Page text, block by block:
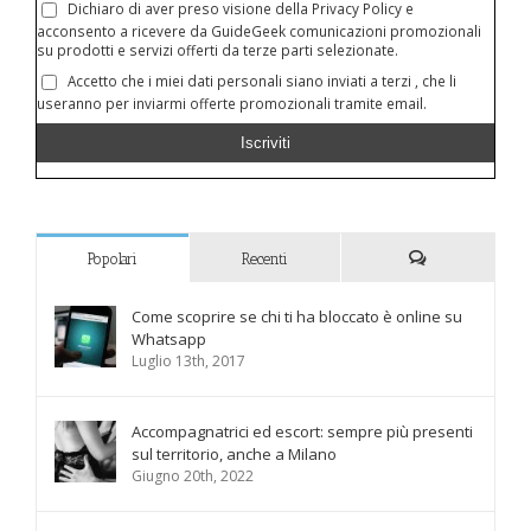
Dichiaro di aver preso visione della Privacy Policy e
acconsento a ricevere da GuideGeek comunicazioni promozionali
su prodotti e servizi offerti da terze parti selezionate.
Accetto che i miei dati personali siano inviati a terzi , che li
useranno per inviarmi offerte promozionali tramite email.
Popolari Recenti
Come scoprire se chi ti ha bloccato è online su
Whatsapp
Luglio 13th, 2017
Accompagnatrici ed escort: sempre più presenti
sul territorio, anche a Milano
Giugno 20th, 2022